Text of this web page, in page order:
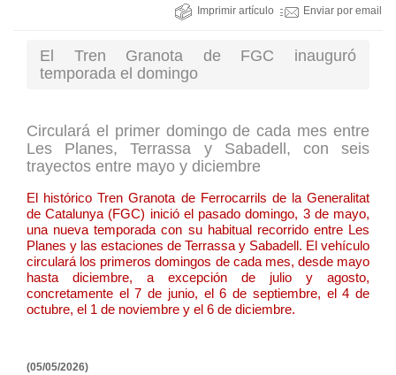
Imprimir artículo Enviar por email
El Tren Granota de FGC inauguró
temporada el domingo
Circulará el primer domingo de cada mes entre
Les Planes, Terrassa y Sabadell, con seis
trayectos entre mayo y diciembre
El histórico Tren Granota de Ferrocarrils de la Generalitat
de Catalunya (FGC) inició el pasado domingo, 3 de mayo,
una nueva temporada con su habitual recorrido entre Les
Planes y las estaciones de Terrassa y Sabadell. El vehículo
circulará los primeros domingos de cada mes, desde mayo
hasta diciembre, a excepción de julio y agosto,
concretamente el 7 de junio, el 6 de septiembre, el 4 de
octubre, el 1 de noviembre y el 6 de diciembre.
(05/05/2026)